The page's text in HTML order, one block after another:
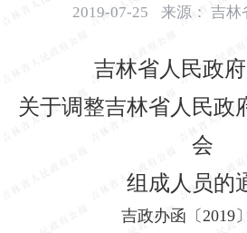
2019-07-25 来源： 吉林
吉林省人民政
关于调整吉林省人民政
会
组成人员的
吉政办函〔2019